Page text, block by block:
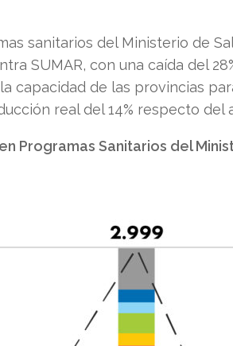
sanitarios del Ministerio de
SUMAR, con una caída del
capacidad de las provincias
real del 14% respecto del
Programas Sanitarios del